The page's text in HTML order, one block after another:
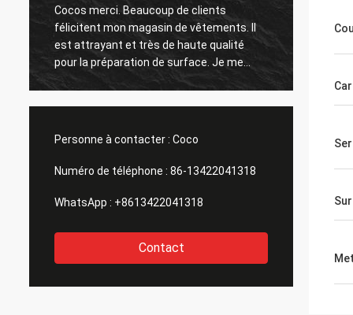
Vous toujours fait un bon travail pour moi !
Les présentoirs de fenêtre de magasin de
Noël sont arrivés. Après installation, nous
t'enverrons des images. Beaucoup de
Personne à contacter : Coco
Numéro de téléphone : 86-13422041318
WhatsApp : +8613422041318
Contact